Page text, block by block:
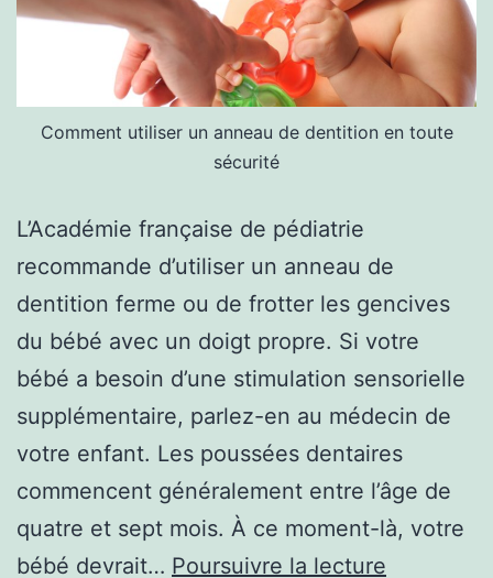
Comment utiliser un anneau de dentition en toute
sécurité
L’Académie française de pédiatrie
recommande d’utiliser un anneau de
dentition ferme ou de frotter les gencives
du bébé avec un doigt propre. Si votre
bébé a besoin d’une stimulation sensorielle
supplémentaire, parlez-en au médecin de
votre enfant. Les poussées dentaires
commencent généralement entre l’âge de
quatre et sept mois. À ce moment-là, votre
bébé devrait… Poursuivre la lecture